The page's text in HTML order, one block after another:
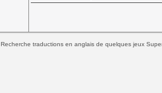
Recherche traductions en anglais de quelques jeux